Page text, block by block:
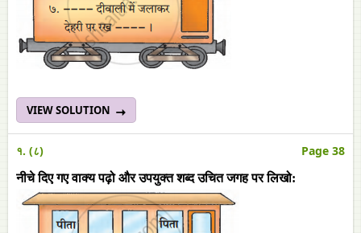
VIEW SOLUTION
१. (८) Page 38
नीचे दिए गए वाक्य पढ़ो और उपयुक्त शब्द उचित जगह पर लिखो: